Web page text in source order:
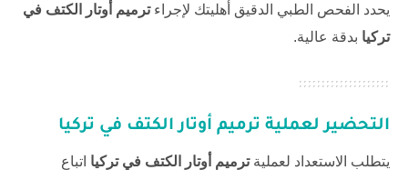
يحدد الفحص الطبي الدقيق أهليتك لإجراءترميم أوتار الكتف في
تركيا بدقة عالية.
التحضير لعملية ترميم أوتار الكتف في تركيا
يتطلب الاستعداد لعمليةترميم أوتار الكتف في تركيا اتباع